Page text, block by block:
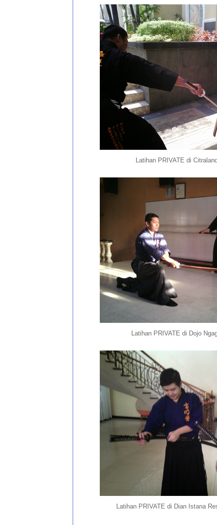
Latihan PRIVATE di
Latihan PRIVATE di Dojo
Latihan PRIVATE di Dian Istana